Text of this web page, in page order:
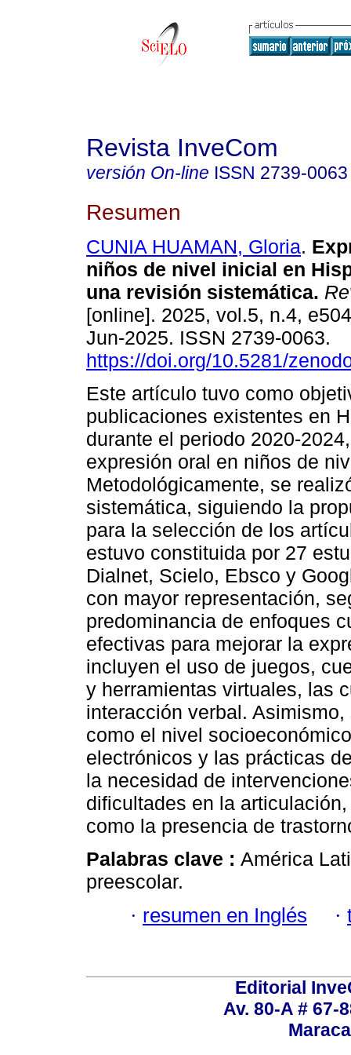
Revista InveCom
versión On-line ISSN 2739-0063
Resumen
CUNIA HUAMAN, Gloria.
niños de nivel inicial en
una revisión sistemática.
[online]. 2025, vol.5, n.4,
Jun-2025. ISSN 2739-0063.
https://doi.org/10.5281/
Este artículo tuvo como
publicaciones existentes en
durante el periodo 2020-
expresión oral en niños de
Metodológicamente, se
sistemática, siguiendo la
para la selección de los
estuvo constituida por 27
Dialnet, Scielo, Ebsco y
con mayor representación,
predominancia de enfoques
efectivas para mejorar la
incluyen el uso de juegos,
y herramientas virtuales, las
interacción verbal.
como el nivel
electrónicos y las prácticas
la necesidad de
dificultades en la
como la presencia de
Palabras clave : América
preescolar.
· resumen en Inglés ·
Editorial
Av. 80-A # 67-